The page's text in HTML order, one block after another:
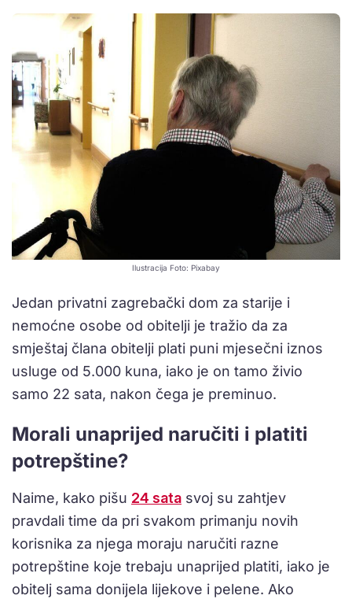
Ilustracija Foto: Pixabay
Jedan privatni zagrebački dom za starije i
nemoćne osobe od obitelji je tražio da za
smještaj člana obitelji plati puni mjesečni iznos
usluge od 5.000 kuna, iako je on tamo živio
samo 22 sata, nakon čega je preminuo.
Morali unaprijed naručiti i platiti
potrepštine?
Naime, kako pišu 24 sata svoj su zahtjev
pravdali time da pri svakom primanju novih
korisnika za njega moraju naručiti razne
potrepštine koje trebaju unaprijed platiti, iako je
obitelj sama donijela lijekove i pelene. Ako